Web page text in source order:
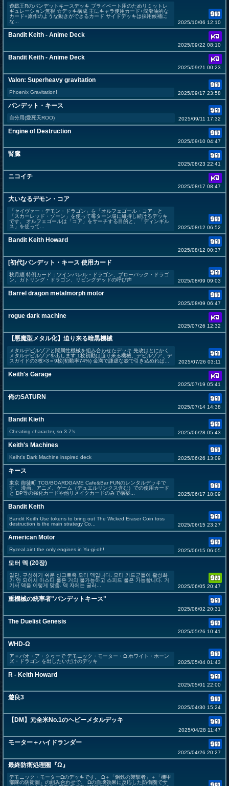
遊戯王Rのバンデットキースデッキ プライベート用のためリミットレ
ギュレーション無視 ☆デッキ構成 主にキャラ使用カード+潤滑油的な
カード+原作のような動きができるカード サイドデッキは採用候補に
な...
2025/10/06 12:10
Bandit Keith - Anime Deck
2025/09/22 08:10
Bandit Keith - Anime Deck
2025/09/21 00:23
Valon: Superheavy gravitation
Phoenix Gravitation! 2025/09/17 23:58
バンデット・キース
自分用(愛死天ROO) 2025/09/11 17:32
Engine of Destruction
2025/09/10 04:47
腎臓
2025/08/23 22:41
ニコイチ
2025/08/17 08:47
大いなるデモン・コア
「セイヴァー・デモン・ドラゴン」を「オルフェゴール・コア」と
「スカーレッド・ゾーン」を使って毎ターン場に維持し続けるデッキ
です。 オルフェゴールは「コア」をサーチする目的と、「ディンギル
ス」を使って...
2025/08/12 06:52
Bandit Keith Howard
2025/08/12 00:37
[初代]バンデット・キース 使用カード
秋月纏 特例カード：ツインバレル・ドラゴン、ブローバック・ドラゴ
ン、ガトリング・ドラゴン、リビングデッドの呼び声
2025/08/09 09:03
Barrel dragon metalmorph motor
2025/08/09 06:47
rogue dark machine
2025/07/26 12:32
【悪魔型メタル化】迫り来る暗黒機械
メタルデビルゾアと闇属性機械を組み合わせたデッキ 先攻はとにかく
メタルデビルゾアを出します 1枚初動は迫り来る機械、デビルゾア、デ
スガイドの3枚×3＝9枚(初動率74%) 金満で謙虚な壺で引き込めれば...
2025/07/26 03:11
Keith's Garage
2025/07/19 05:41
俺のSATURN
2025/07/14 14:38
Bandit Kieth
Cheating character, so 3 7’s. 2025/06/28 05:43
Keith's Machines
Keiht's Dark Machine inspired deck 2025/06/26 13:09
キース
東京 御徒町 TCG/BOARDGAME Cafe&Bar FUNのレンタルデッキで
す。 漫画、アニメ、ゲーム（デュエルリンクス含む）での使用カード
と DP等の強化カードや他リメイクカードのみで構築...
2025/06/17 18:09
Bandit Keith
Bandit Keith Use tokens to bring out The Wicked Eraser Coin toss
destruction is the main strategy Co...
2025/06/15 23:27
American Motor
Ryzeal aint the only engines in Yu-gi-oh! 2025/06/15 06:05
모터 덱 (20장)
일단, 구성하기 쉬운 싱크로축 모터 덱입니다. 모터 카드군들이 활성화
가 안 되어서 마스터 룰은 거의 불가능하고 스피드 룰은 가능합니다. 거
기서 덱을 이렇게 맞춤. 덱 자체는 굴러...
2025/06/05 20:47
重機械の統率者"バンデットキース"
2025/06/02 20:31
The Duelist Genesis
2025/05/26 10:41
WHD-Ω
ア＝バオ・ア・クゥーで デモニック・モーター・Ω ホワイト・ホーン
ズ・ドラゴン を出したいだけのデッキ
2025/05/04 01:43
R - Keith Howard
2025/05/01 22:00
遊良3
2025/04/30 15:24
【DM】元全米No.1のヘビーメタルデッキ
2025/04/28 11:47
モーター＋ハイドランダー
2025/04/26 20:27
最終防衛処理圏『Ω』
デモニック・モーターΩのデッキです。 Ω＋「鋼鉄の襲撃者」＋「機甲
部隊の防衛圏」の組み合わせで、 Ωの自壊効果に反応した防衛圏でサ